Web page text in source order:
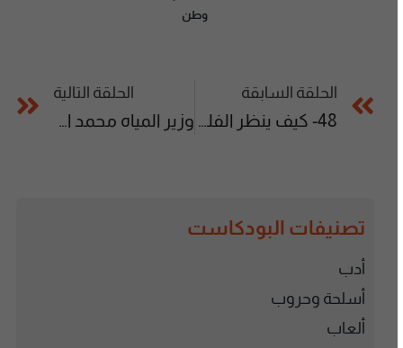
وطن
الحلقة السابقة
48- كيف ينظر الفلسطينيون لتضحيات الجيش الأردني في فلسطين- فرصة وطن
الحلقة التالية
وزير المياه محمد النجار ينفي عقد أي اجتماع بشأن الاتفاقية الثلاثية
تصنيفات البودكاست
أدب
أسلحة وحروب
ألعاب